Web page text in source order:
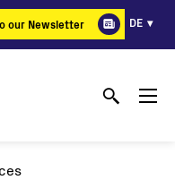
our Newsletter DE